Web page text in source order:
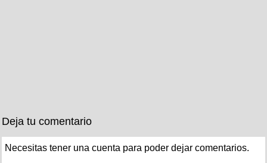
Deja tu comentario
Necesitas tener una cuenta para poder dejar comentarios.